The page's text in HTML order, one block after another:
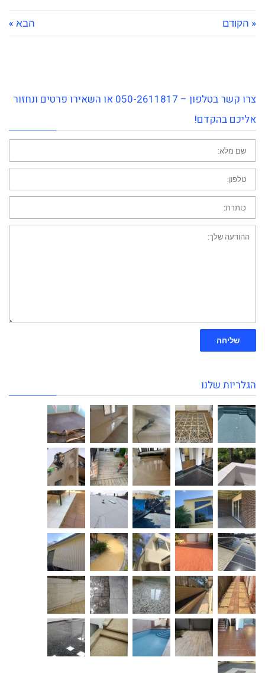
« הקודם הבא »
צרו קשר בטלפון – 050-2611817 או השאירו פרטים ונחזור
אליכם בהקדם!
שם
פרטי:
טלפון:
כותרת:
ההודעה
שלך:
שליחה
הגלריות שלנו